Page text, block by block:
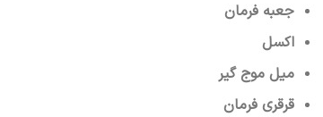
جعبه فرمان
اکسل
میل موج گیر
قرقری فرمان